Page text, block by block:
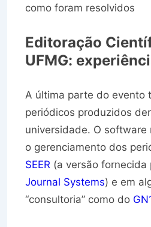
como foram resolvidos
Editoração
UFMG:
A última parte do evento
periódicos produzidos
universidade. O software
o gerenciamento dos
SEER (a versão fornecida
Journal Systems) e em
“consultoria” como do